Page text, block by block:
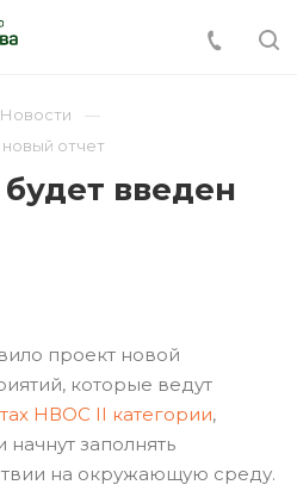
Новости
отчет
введен
проект новой
которые ведут
НВОС II категории,
заполнять
на окружающую среду.